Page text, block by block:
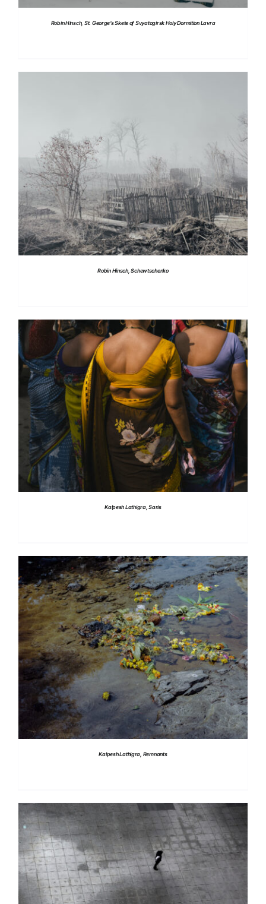
Robin Hinsch, St. George’s Skete of Svyatogirsk Holy Dormition Lavra
DETTAGLI
Robin Hinsch, Schewtschenko
DETTAGLI
Kalpesh Lathigra, Saris
DETTAGLI
Kalpesh Lathigra, Remnants